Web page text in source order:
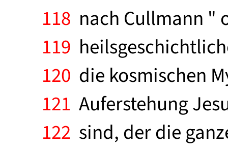
118 nach Cullmann "
119
120 die kosmischen
121 Auferstehung
122 sind, der die